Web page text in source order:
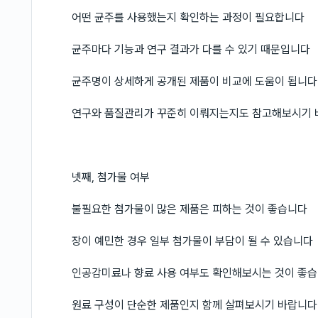
어떤 균주를 사용했는지 확인하는 과정이 필요합니다
균주마다 기능과 연구 결과가 다를 수 있기 때문입니다
균주명이 상세하게 공개된 제품이 비교에 도움이 됩니다
연구와 품질관리가 꾸준히 이뤄지는지도 참고해보시기
넷째, 첨가물 여부
불필요한 첨가물이 많은 제품은 피하는 것이 좋습니다
장이 예민한 경우 일부 첨가물이 부담이 될 수 있습니다
인공감미료나 향료 사용 여부도 확인해보시는 것이 좋
원료 구성이 단순한 제품인지 함께 살펴보시기 바랍니다